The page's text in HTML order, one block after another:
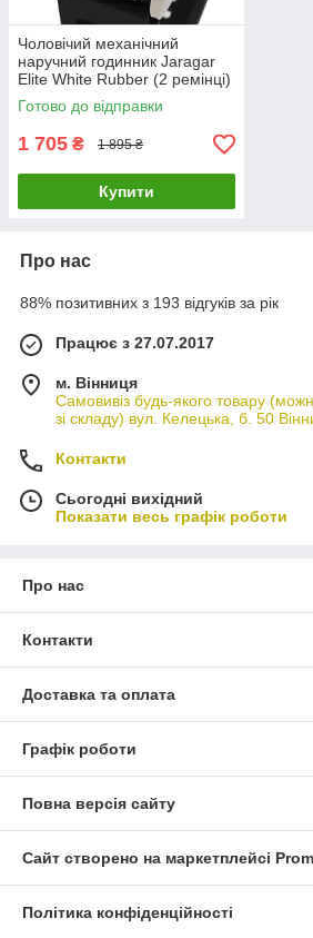
Чоловічий механічний
наручний годинник Jaragar
Elite White Rubber (2 ремінці)
Готово до відправки
1 705 ₴ 1 895 ₴
Купити
Про нас
88% позитивних з 193 відгуків за рік
Працює з 27.07.2017
м. Вінниця
Самовивіз будь-якого товару
зі складу) вул. Келецька, б. 50
Контакти
Сьогодні вихідний
Показати весь графік роботи
Про нас
Контакти
Доставка та оплата
Графік роботи
Повна версія сайту
Сайт створено на маркетплейсі
Політика конфіденційності